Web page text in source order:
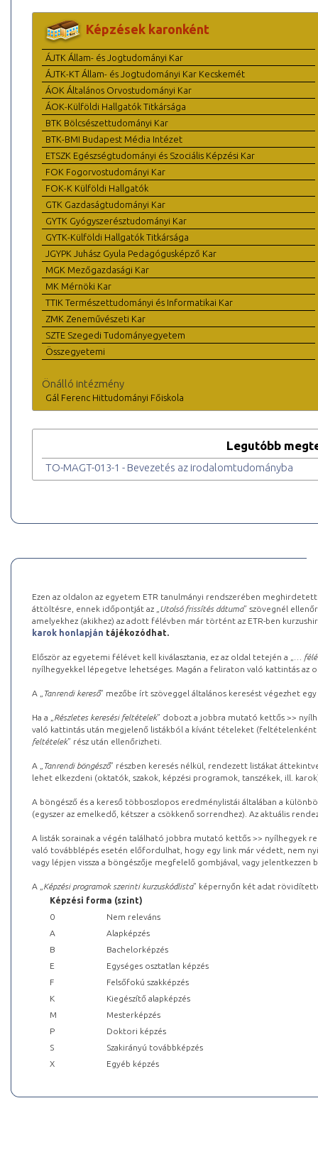
Képzések karonként
ÁJTK Állam- és Jogtudományi Kar
ÁJTK-KT Állam- és Jogtudományi Kar Kecskemét
ÁOK Általános Orvostudományi Kar
ÁOK-Külföldi Hallgatók Titkársága
BTK Bölcsészettudományi Kar
BTK-BMI Budapest Média Intézet
ETSZK Egészségtudományi és Szociális Képzési Kar
FOK Fogorvostudományi Kar
FOK-K Külföldi Hallgatók
GTK Gazdaságtudományi Kar
GYTK Gyógyszerésztudományi Kar
GYTK-Külföldi Hallgatók Titkársága
JGYPK Juhász Gyula Pedagógusképző Kar
MGK Mezőgazdasági Kar
MK Mérnöki Kar
TTIK Természettudományi és Informatikai Kar
ZMK Zeneművészeti Kar
SZTE Szegedi Tudományegyetem
Összegyetemi
Önálló intézmény
Gál Ferenc Hittudományi Főiskola
Legutóbb
TO-MAGT-013-1 - Bevezetés az irodalomtudományba
Ezen az oldalon az egyetem ETR tanulmányi rendszerében
áttöltésre, ennek időpontját az „ Utolsó frissítés dátuma” szövegnél
amelyekhez (akikhez) az adott félévben már történt az ETR-ben
karok honlapján tájékozódhat.
Először az egyetemi félévet kell kiválasztania, ez az oldal tetején a „
…
nyílhegyekkel lépegetve lehetséges. Magán a feliraton való kattintás az
A „ Tanrendi kereső” mezőbe írt szöveggel általános keresést végezhet
Ha a „ Részletes keresési feltételek” dobozt a jobbra mutató kettős >>
való kattintás után megjelenő listákból a kívánt tételeket (feltételenként
feltételek” rész után ellenőrizheti.
A „ Tanrendi böngésző” részben keresés nélkül, rendezett listákat
lehet elkezdeni (oktatók, szakok, képzési programok, tanszékek, ill.
A böngésző és a kereső többoszlopos eredménylistái általában a
(egyszer az emelkedő, kétszer a csökkenő sorrendhez). Az aktuális
A listák sorainak a végén található jobbra mutató kettős >> nyílhegyek
való továbblépés esetén előfordulhat, hogy egy link már védett, nem
vagy lépjen vissza a böngészője megfelelő gombjával, vagy
A „ Képzési programok szerinti kurzuskódlista” képernyőn két adat
Képzési forma (szint)
0
Nem releváns
A
Alapképzés
B
Bachelorképzés
E
Egységes osztatlan képzés
F
Felsőfokú szakképzés
K
Kiegészítő alapképzés
M
Mesterképzés
P
Doktori képzés
S
Szakirányú továbbképzés
X
Egyéb képzés